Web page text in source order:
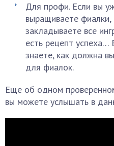
Для профи. Если вы
выращиваете фиалки,
закладываете все
есть рецепт
знаете, как должна
для фиалок.
Еще об одном
вы можете услышать в